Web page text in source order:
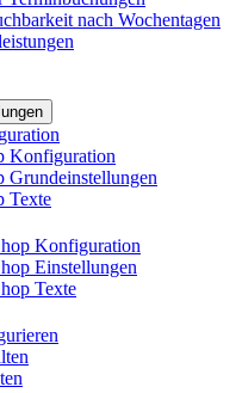
nach Wochentagen
Konfiguration
Grundeinstellungen
Texte
Konfiguration
Einstellungen
Texte